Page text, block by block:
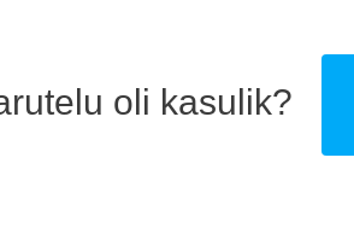
oli kasulik?